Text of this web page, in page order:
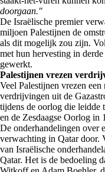
doorgaan."
De Israëlische premier
miljoen Palestijnen de
als dit mogelijk zou zijn.
met hun hervesting in
gewerkt.
Palestijnen vrezen
Veel Palestijnen vrezen
verdrijvingen uit de
tijdens de oorlog die leidde
en de Zesdaagse Oorlog in
De onderhandelingen over
verwachting in Qatar door.
van Israëlische
Qatar. Het is de bedoeling